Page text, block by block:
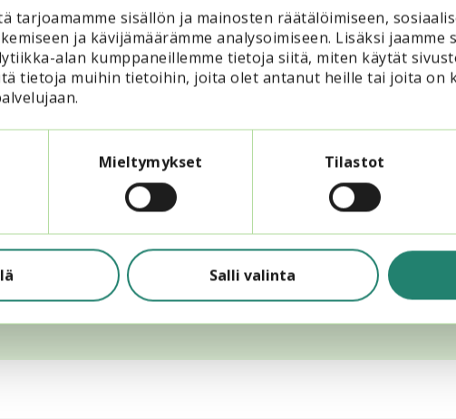
tarjoamamme sisällön ja mainosten räätälöimiseen,
ja kävijämäärämme analysoimiseen. Lisäksi jaamme
alan kumppaneillemme tietoja siitä, miten käytät
tietoja muihin tietoihin, joita olet antanut heille tai joita on
Mieltymykset Tilastot
Salli valinta
Arjen dialogin onnistumisia järjestötoiminnassa
Auli Tynkkynen, Koulutussuunnittelija, Invalidiliitto
Opetushallituksen puheenvuoro
Klo 15.00
Ilmoittaudu tilaisuuteen 24.5. mennessä